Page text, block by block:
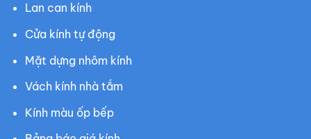
Lan can kính
Cửa kính tự động
Mặt dựng nhôm kính
Vách kính nhà tắm
Kính màu ốp bếp